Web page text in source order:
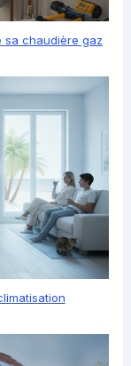
sa chaudière gaz